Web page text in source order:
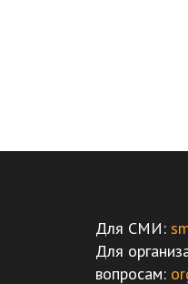
Для СМИ:
Для
вопросам: